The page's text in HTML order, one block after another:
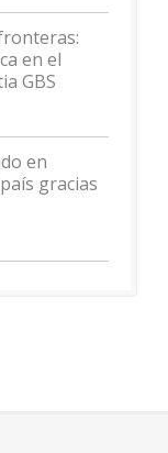
en el
GBS
en
gracias